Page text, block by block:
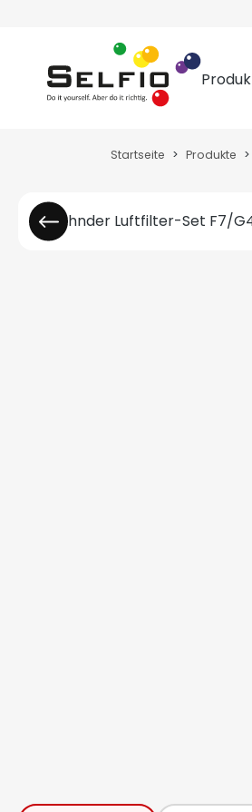
Startseite Produkte
Bildergalerie überspringen